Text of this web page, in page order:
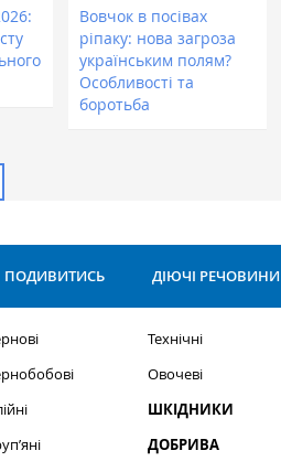
Вовчок в посівах
ріпаку: нова загроза
українським полям?
Особливості та
боротьба
ПОДИВИТИСЬ ДІЮЧІ РЕЧОВИНИ
Технічні
Овочеві
ШКІДНИКИ
ДОБРИВА